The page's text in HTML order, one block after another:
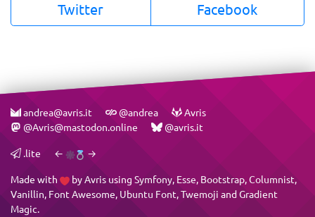
Twitter
Facebook
andrea@avris.it @andrea
Avris
@Avris@mastodon.online
@avris.it
.lite ← →
Made with byAvris using Symfony, Esse, Bootstrap,Columnist,
Vanillin, Font Awesome, Ubuntu Font,Twemoji andGradient
Magic.